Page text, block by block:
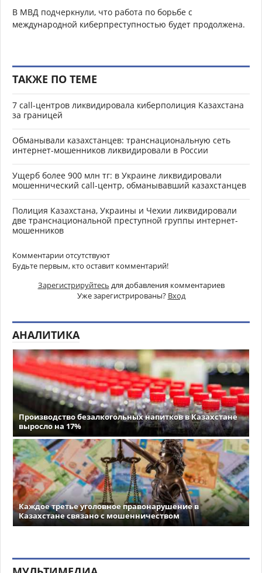
В МВД подчеркнули, что работа по борьбе с
международной киберпреступностью будет продолжена.
ТАКЖЕ ПО ТЕМЕ
7 call-центров ликвидировала киберполиция Казахстана
за границей
Обманывали казахстанцев: транснациональную сеть
интернет-мошенников ликвидировали в России
Ущерб более 900 млн тг: в Украине ликвидировали
мошеннический call-центр, обманывавший казахстанцев
Полиция Казахстана, Украины и Чехии ликвидировали
две транснациональной преступной группы интернет-
мошенников
Комментарии отсутствуют
Будьте первым, кто оставит комментарий!
Зарегистрируйтесь для добавления комментариев
Уже зарегистрированы? Вход
АНАЛИТИКА
Производство безалкогольных напитков в Казахстане
выросло на 17%
Каждое третье уголовное правонарушение в
Казахстане связано с мошенничеством